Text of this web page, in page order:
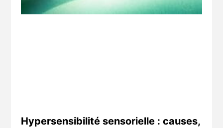
Hypersensibilité sensorielle : causes,